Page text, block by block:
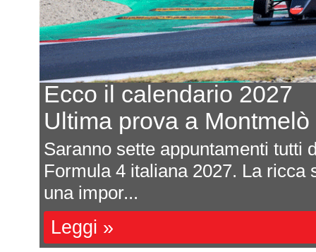
Ecco il calendario 2027
Ultima prova a Montmelò
Saranno sette appuntamenti tutti
Formula 4 italiana 2027. La ricca
una impor...
Leggi »